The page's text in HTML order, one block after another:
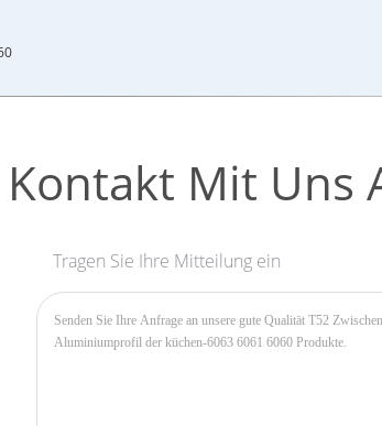
Mit Uns
Tragen Sie Ihre Mitteilung ein